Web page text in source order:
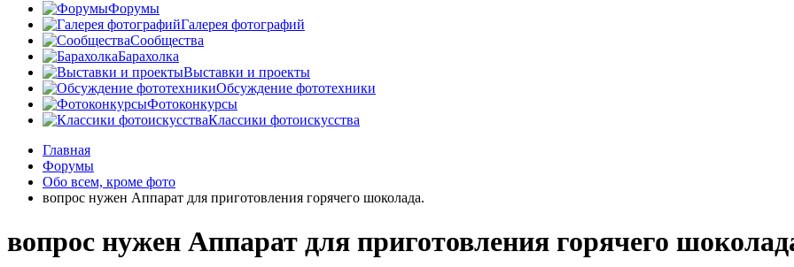
Форумы
Галерея фотографий
Сообщества
Барахолка
Выставки и проекты
Обсуждение фототехники
Фотоконкурсы
Классики фотоискусства
Главная
Форумы
Обо всем, кроме фото
вопрос нужен Аппарат для приготовления горячего шоколада.
вопрос нужен Аппарат для приготовления горячего